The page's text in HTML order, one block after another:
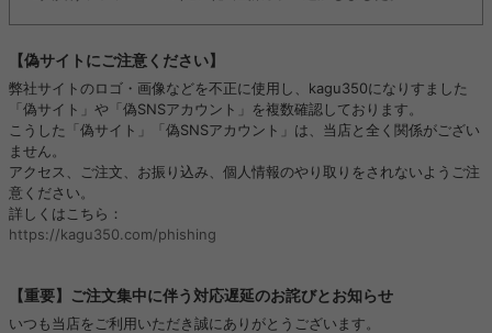
【偽サイトにご注意ください】
弊社サイトのロゴ・画像などを不正に使用し、kagu350になりすました
「偽サイト」や「偽SNSアカウント」を複数確認しております。
こうした「偽サイト」「偽SNSアカウント」は、当店と全く関係がござい
ません。
アクセス、ご注文、お振り込み、個人情報のやり取りをされないようご注
意ください。
詳しくはこちら：
https://kagu350.com/phishing
【重要】ご注文集中に伴う対応遅延のお詫びとお知らせ
いつも当店をご利用いただき誠にありがとうございます。